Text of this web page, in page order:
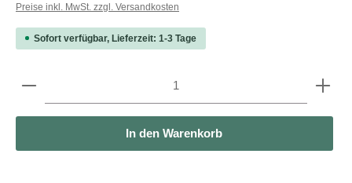
Preise inkl. MwSt. zzgl. Versandkosten
Sofort verfügbar, Lieferzeit: 1-3 Tage
Produkt Anzahl: Gib den gewünschten Wert ein
In den Warenkorb